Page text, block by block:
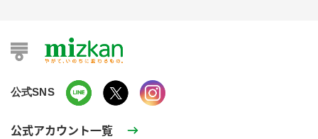
公式SNS
公式アカウント一覧